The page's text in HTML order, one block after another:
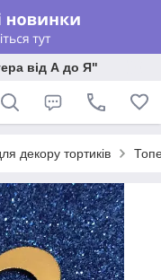
від А до Я"
декору тортиків